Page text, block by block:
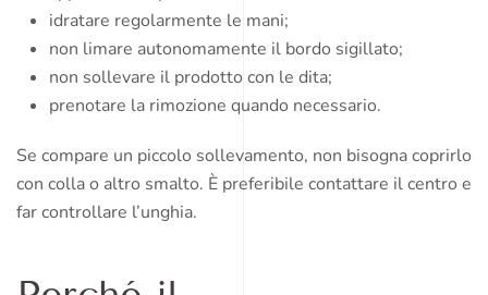
idratare regolarmente le mani;
non limare autonomamente il bordo sigillato;
non sollevare il prodotto con le dita;
prenotare la rimozione quando necessario.
Se compare un piccolo sollevamento, non bisogna coprirlo
con colla o altro smalto. È preferibile contattare il centro e
far controllare l’unghia.